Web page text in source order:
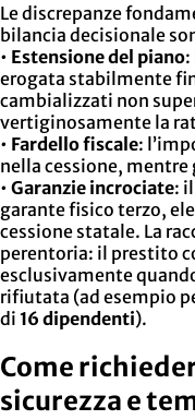
Le discrepanze
bilancia decisionale
• Estensione del piano:
erogata stabilmente
cambializzati non
vertiginosamente la
• Fardello fiscale:
nella cessione, mentre
• Garanzie incrociate:
garante fisico terzo,
cessione statale. La
perentoria: il prestito
esclusivamente
rifiutata (ad esempio
di 16 dipendenti).
Come
sicurezza e